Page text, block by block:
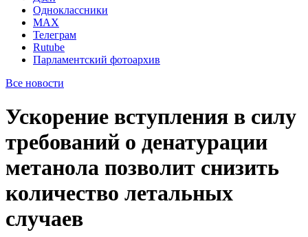
Одноклассники
MAX
Телеграм
Rutube
Парламентский фотоархив
Все новости
Ускорение вступления в силу
требований о денатурации
метанола позволит снизить
количество летальных
случаев